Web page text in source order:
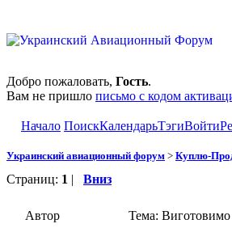
Добро пожаловать, Гость.
Вам не пришло письмо с кодом
Начало ПоискКалендарьТэгиВойти
Украинский авиационный форум > Куплю-
Страниц: 1 | Вниз
Автор
Тема: Виготовимо